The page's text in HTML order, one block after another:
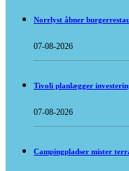
Norrlyst åbner
07-08-2026
Tivoli planlægger
07-08-2026
Campingpladser mister